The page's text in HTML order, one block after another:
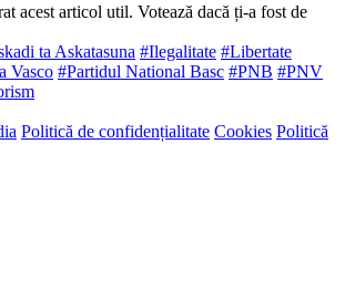
acest articol util. Votează dacă ți-a fost de
ta Askatasuna #Ilegalitate #Libertate
Vasco #Partidul National Basc #PNB #PNV
Politică de confidențialitate Cookies Politică